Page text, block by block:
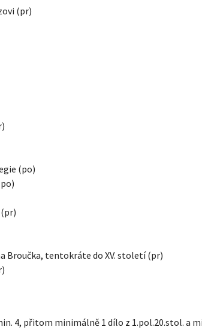
(pr)
(po)
Broučka, tentokráte do XV. století (pr)
4, přitom minimálně 1 dílo z 1.pol.20.stol. a